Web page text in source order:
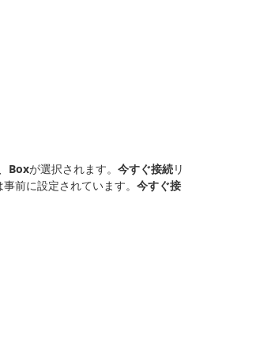
Boxが選択されます。 今すぐ接続リ
前に設定されています。 今すぐ接